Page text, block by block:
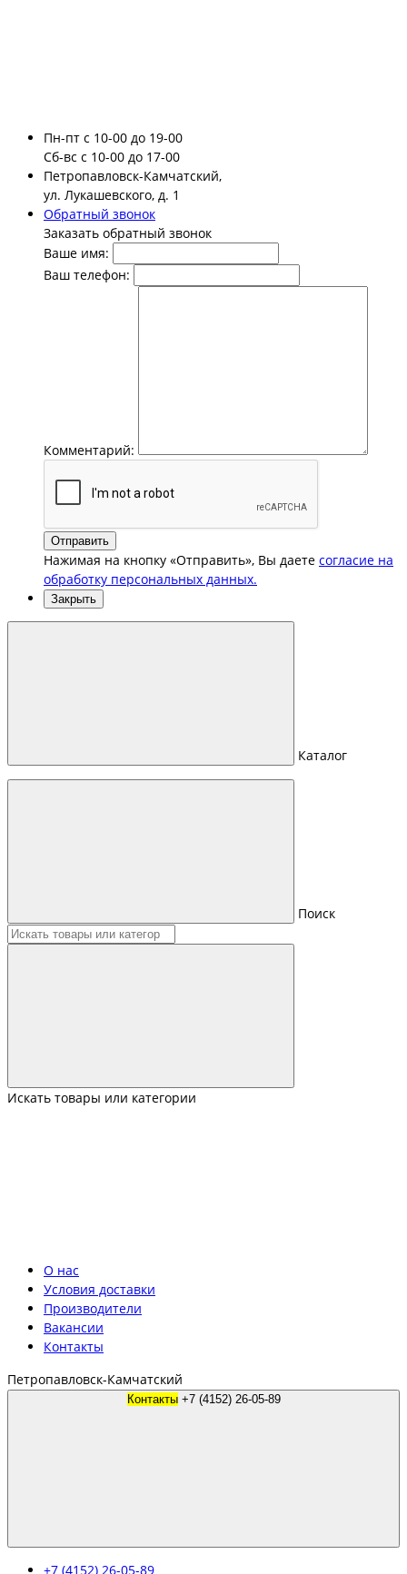
Пн-пт с 10-00 до 19-00
Сб-вс с 10-00 до 17-00
Петропавловск-Камчатский,
ул. Лукашевского, д. 1
Обратный звонок
Заказать обратный звонок
Ваше имя:
Ваш телефон:
Комментарий:
Отправить
Нажимая на кнопку «Отправить», Вы даете согласие на
обработку персональных данных.
Закрыть
Каталог
Поиск
Искать товары или категории
О нас
Условия доставки
Производители
Вакансии
Контакты
Петропавловск-Камчатский
Контакты +7 (4152) 26-05-89
+7 (4152) 26-05-89